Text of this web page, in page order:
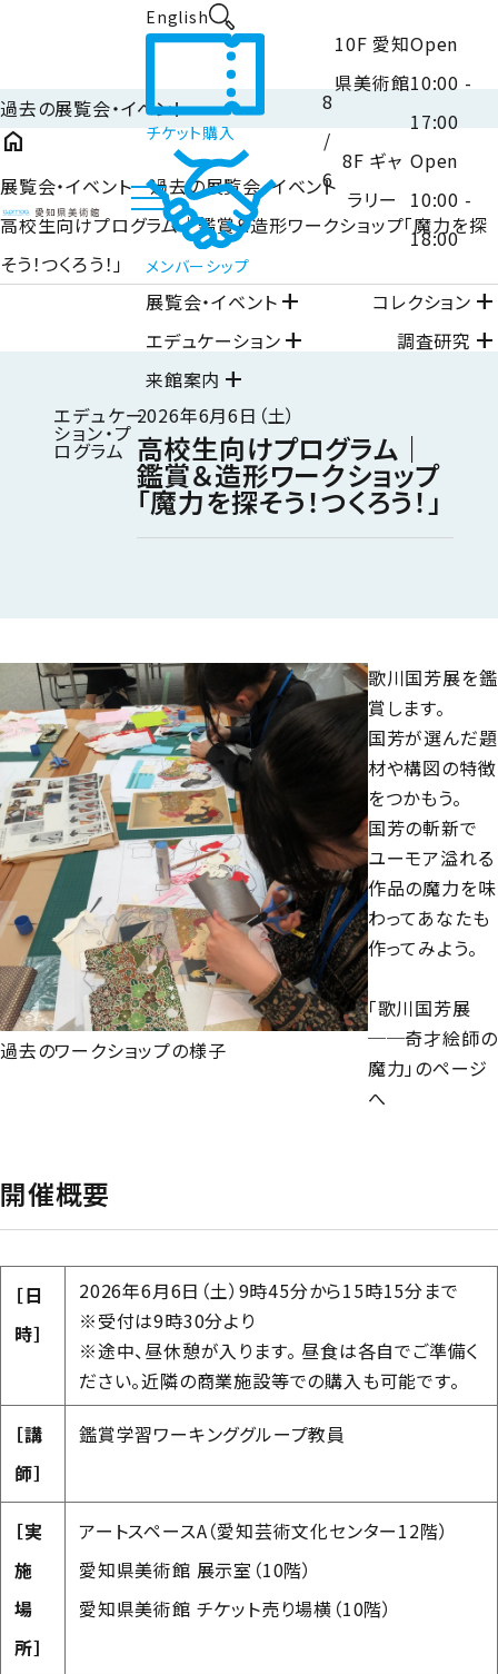
English
チケット購入
メンバーシップ
8
/
6
10F 愛知
県美術館
Open
10:00 -
17:00
8F ギャ
ラリー
Open
10:00 -
18:00
展覧会・イベント add コレクション add
エデュケーション add 調査研究 add
来館案内 add
閉じるclose
過去の展覧会・イベント
home
展覧会・イベント 過去の展覧会・イベント
高校生向けプログラム｜鑑賞＆造形ワークショップ「魔力を探
そう！つくろう！」
エデュケー
ション・プ
ログラム
2026年6月6日（土）
高校生向けプログラム｜
鑑賞＆造形ワークショップ
「魔力を探そう！つくろう！」
過去のワークショップの様子
歌川国芳展を鑑
賞します。
国芳が選んだ題
材や構図の特徴
をつかもう。
国芳の斬新で
ユーモア溢れる
作品の魔力を味
わってあなたも
作ってみよう。
「歌川国芳展
──奇才絵師の
魔力」のページ
へ
開催概要
［日
時］
2026年6月6日（土）9時45分から15時15分まで
※受付は9時30分より
※途中、昼休憩が入ります。 昼食は各自でご準備く
ださい。近隣の商業施設等での購入も可能です。
［講
師］
鑑賞学習ワーキンググループ教員
［実
施
場
所］
アートスペースA（愛知芸術文化センター12階）
愛知県美術館 展示室（10階）
愛知県美術館 チケット売り場横（10階）